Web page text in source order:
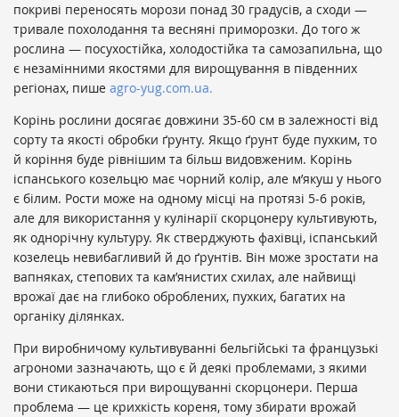
покриві переносять морози понад 30 градусів, а сходи —
тривале похолодання та весняні приморозки. До того ж
рослина — посухостійка, холодостійка та самозапильна, що
є незамінними якостями для вирощування в південних
регіонах, пише agro-yug.com.ua.
Корінь рослини досягає довжини 35-60 см в залежності від
сорту та якості обробки ґрунту. Якщо ґрунт буде пухким, то
й коріння буде рівнішим та більш видовженим. Корінь
іспанського козельцю має чорний колір, але м’якуш у нього
є білим. Рости може на одному місці на протязі 5-6 років,
але для використання у кулінарії скорцонеру культивують,
як однорічну культуру. Як стверджують фахівці, іспанський
козелець невибагливий й до ґрунтів. Він може зростати на
вапняках, степових та кам’янистих схилах, але найвищі
врожаї дає на глибоко оброблених, пухких, багатих на
органіку ділянках.
При виробничому культивуванні бельгійські та французькі
агрономи зазначають, що є й деякі проблемами, з якими
вони стикаються при вирощуванні скорцонери. Перша
проблема — це крихкість кореня, тому збирати врожай